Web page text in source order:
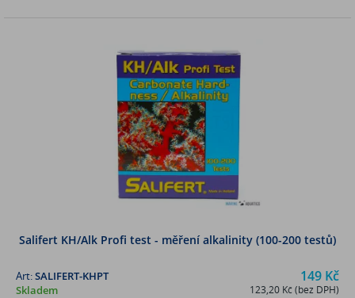
Salifert KH/Alk Profi test - měření alkalinity (100-200 testů)
149 Kč
123,20 Kč (bez DPH)
Art:SALIFERT-KHPT
Skladem